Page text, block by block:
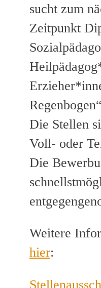
sucht zum
Zeitpunkt
Die Stellen
Voll- oder
Die
Weitere
hier: